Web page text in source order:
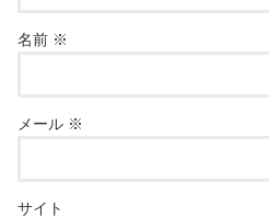
名前 ※
メール ※
サイト